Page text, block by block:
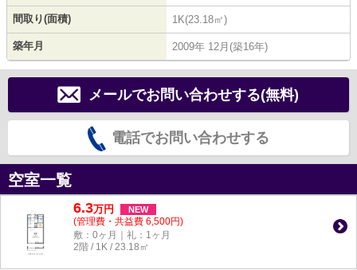
間取り(面積) 1K(23.18㎡)
築年月 2009年 12月(築16年)
メールでお問い合わせする(無料)
電話でお問い合わせする
空室一覧
6.3万円 NEW
(管理費・共益費 6,500円)
敷：0ヶ月｜礼：1ヶ月
2階 / 1K / 23.18㎡